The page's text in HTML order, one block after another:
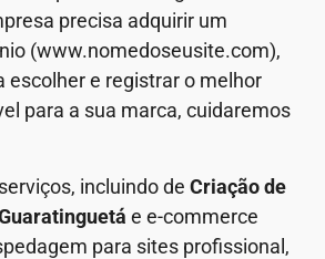
precisa adquirir um
(www.nomedoseusite.com),
escolher e registrar o melhor
para a sua marca, cuidaremos
incluindo de Criação de
e e-commerce
para sites profissional,